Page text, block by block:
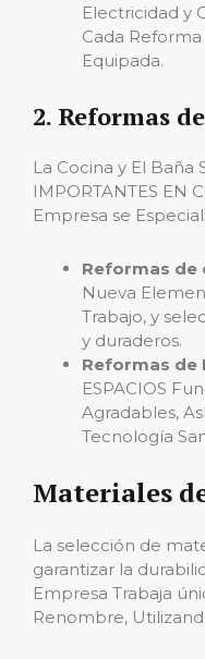
Electricidad y
Cada
Equipada.
2. Reformas
La Cocina y El Baña
IMPORTANTES EN
Empresa se
Reformas de
Nueva
Trabajo, y
y duraderos.
Reformas de
ESPACIOS
Agradables,
Tecnología
Materiales
La selección de
garantizar la
Empresa Trabaja
Renombre,